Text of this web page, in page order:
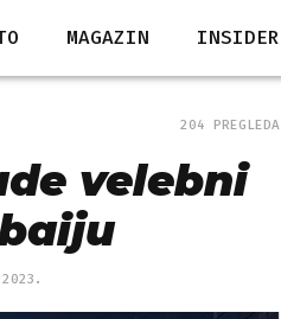
MAGAZIN INSIDER
204 PREGLEDA
velebni